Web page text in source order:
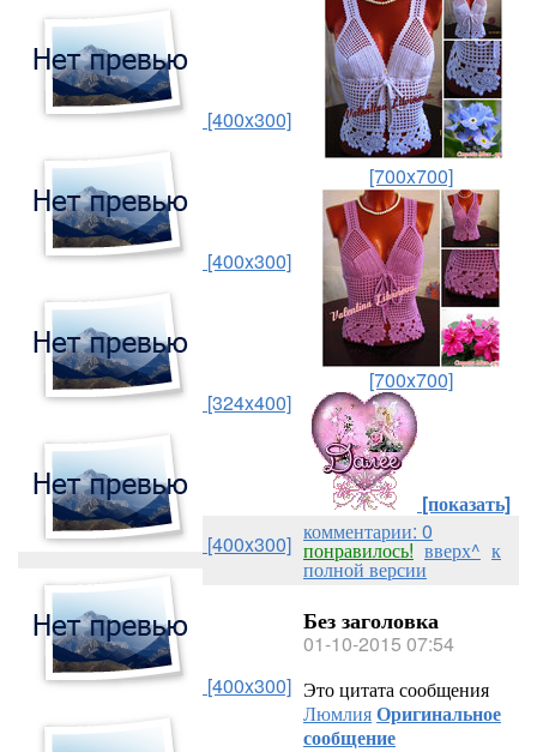
[400x300]
[400x300]
[324x400]
[400x300]
[400x300]
[700x700]
[700x700]
[показать]
комментарии: 0
понравилось! вверх^ к
полной версии
Без заголовка
01-10-2015 07:54
Это цитата сообщения
ЛюмлияОригинальное
сообщение